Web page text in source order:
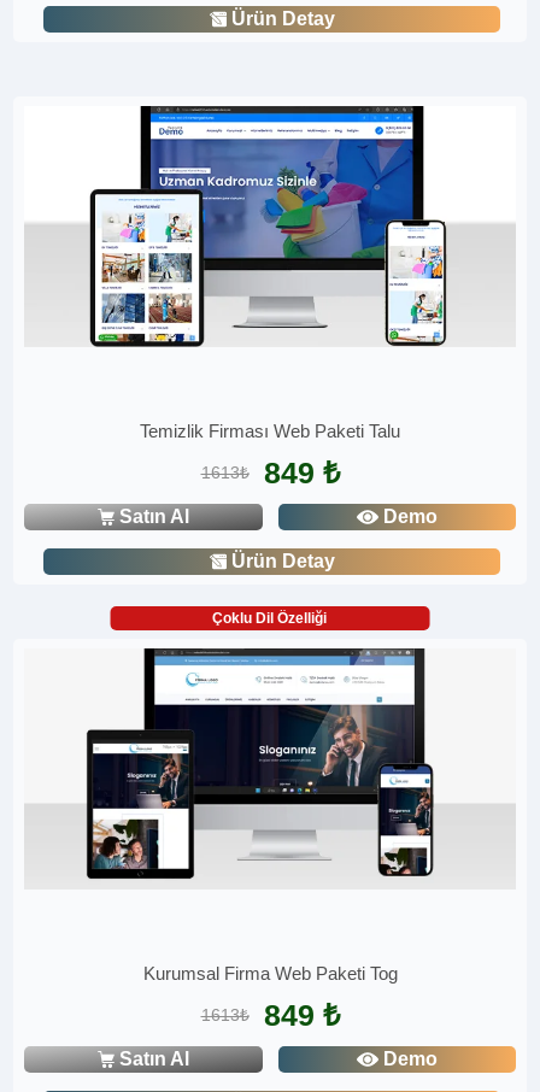
Ürün Detay
Temizlik Firması Web Paketi Talu
1613₺ 849 ₺
Satın Al Demo
Ürün Detay
Çoklu Dil Özelliği
Kurumsal Firma Web Paketi Tog
1613₺ 849 ₺
Satın Al Demo